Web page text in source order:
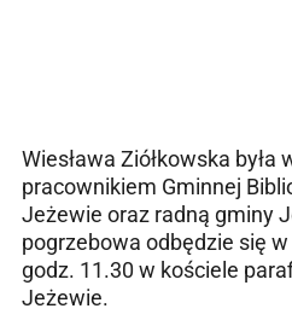
Wiesława Ziółkowska była
pracownikiem Gminnej
Jeżewie oraz radną gminy
pogrzebowa odbędzie się
godz. 11.30 w kościele
Jeżewie.